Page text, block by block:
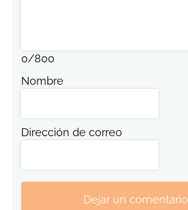
0/800
Nombre
Dirección de correo
Dejar un comentario